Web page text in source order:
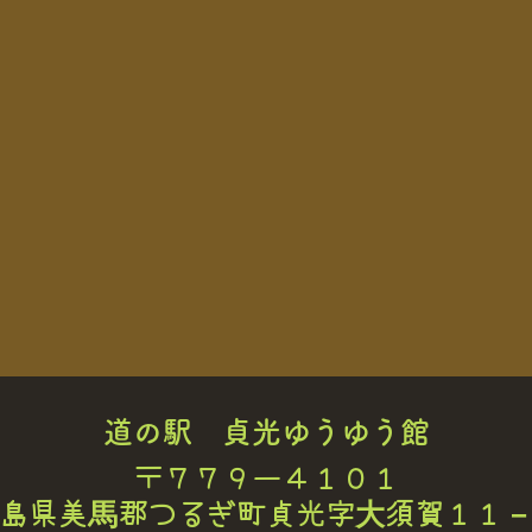
道の駅 貞光ゆうゆう館
〒７７９ー４１０１
県美馬郡つるぎ町貞光字大須賀１１